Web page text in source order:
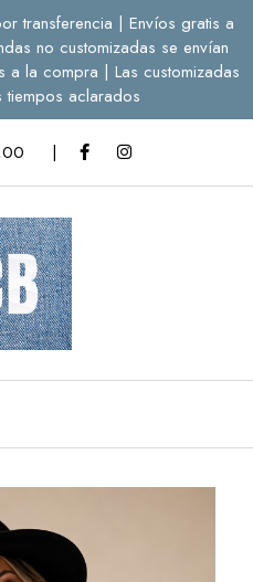
transferencia | Envíos gratis a
no customizadas se envían
la compra | Las customizadas
tiempos aclarados